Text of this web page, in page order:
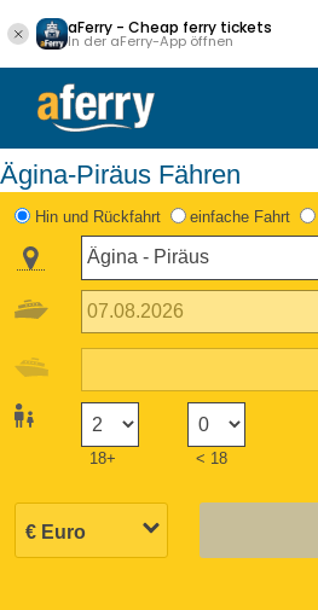
aFerry - Cheap ferry tickets
In der aFerry-App öffnen
Ägina-Piräus Fähren
Hin und Rückfahrt einfache Fahrt
18+ < 18